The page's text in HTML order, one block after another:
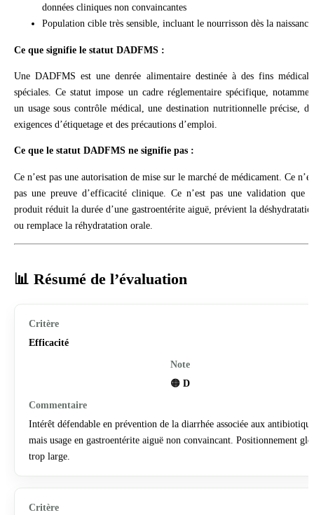
données cliniques non convaincantes
Population cible très sensible, incluant le nourrisson dès la naissance
Ce que signifie le statut DADFMS :
Une DADFMS est une denrée alimentaire destinée à des fins
spéciales. Ce statut impose un cadre réglementaire spécifique,
un usage sous contrôle médical, une destination nutritionnelle précise,
exigences d’étiquetage et des précautions d’emploi.
Ce que le statut DADFMS ne signifie pas :
Ce n’est pas une autorisation de mise sur le marché de médicament. Ce
pas une preuve d’efficacité clinique. Ce n’est pas une validation que
produit réduit la durée d’une gastroentérite aiguë, prévient la
ou remplace la réhydratation orale.
📊 Résumé de l’évaluation
Efficacité
🟠 D
Intérêt défendable en prévention de la diarrhée associée aux
mais usage en gastroentérite aiguë non convaincant. Positionnement
trop large.